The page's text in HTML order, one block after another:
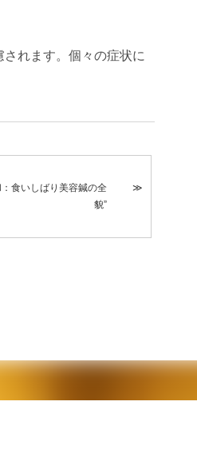
れます。個々の症状に
食いしばり美容鍼の全
貌”